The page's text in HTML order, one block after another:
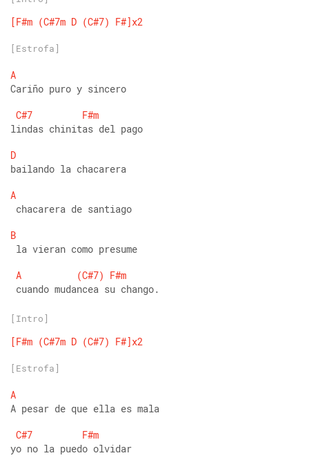
[F#m (C#7m D (C#7) F#]x2
[Estrofa]
A
Cariño puro y sincero
C#7
F#m
lindas chinitas del pago
D
bailando la chacarera
A
chacarera de santiago
B
la vieran como presume
A
(C#7) F#m
cuando mudancea su chango.
[Intro]
[F#m (C#7m D (C#7) F#]x2
[Estrofa]
A
A pesar de que ella es mala
C#7
F#m
yo no la puedo olvidar